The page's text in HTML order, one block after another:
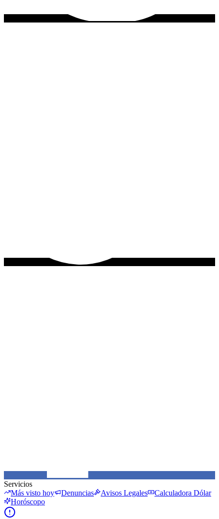
Servicios
Más visto hoy
Denuncias Avisos Legales
Calculadora Dólar
Horóscopo